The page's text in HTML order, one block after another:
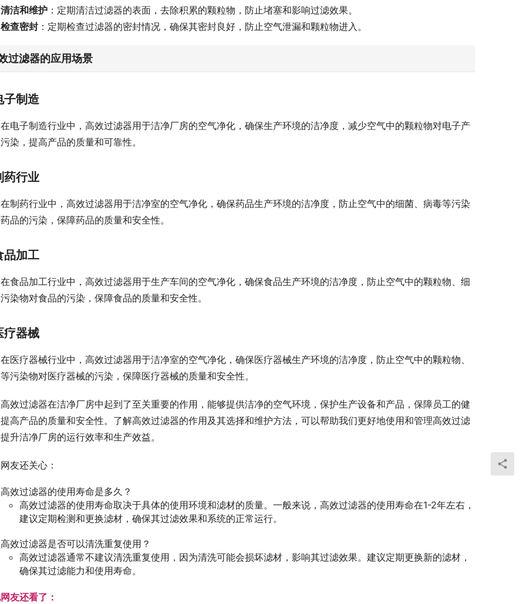
清洁和维护 ：定期清洁过滤器的表面，去除积累的颗粒物，防止堵塞和影响过滤效果。
检查密封 ：定期检查过滤器的密封情况，确保其密封良好，防止空气泄漏和颗粒物进入。
过滤器的应用场景
子制造
在电子制造行业中，高效过滤器用于洁净厂房的空气净化，确保生产环境的洁净度，减少空气中的颗粒物对电子产
染，提高产品的质量和可靠性。
药行业
在制药行业中，高效过滤器用于洁净室的空气净化，确保药品生产环境的洁净度，防止空气中的细菌、病毒等污染
品的污染，保障药品的质量和安全性。
品加工
在食品加工行业中，高效过滤器用于生产车间的空气净化，确保食品生产环境的洁净度，防止空气中的颗粒物、细
染物对食品的污染，保障食品的质量和安全性。
疗器械
在医疗器械行业中，高效过滤器用于洁净室的空气净化，确保医疗器械生产环境的洁净度，防止空气中的颗粒物、
污染物对医疗器械的污染，保障医疗器械的质量和安全性。
高效过滤器在洁净厂房中起到了至关重要的作用，能够提供洁净的空气环境，保护生产设备和产品，保障员工的健
高产品的质量和安全性。了解高效过滤器的作用及其选择和维护方法，可以帮助我们更好地使用和管理高效过滤
升洁净厂房的运行效率和生产效益。
网友还关心：
高效过滤器的使用寿命是多久？
高效过滤器的使用寿命取决于具体的使用环境和滤材的质量。一般来说，高效过滤器的使用寿命在1-2年左右，
建议定期检测和更换滤材，确保其过滤效果和系统的正常运行。
高效过滤器是否可以清洗重复使用？
高效过滤器通常不建议清洗重复使用，因为清洗可能会损坏滤材，影响其过滤效果。建议定期更换新的滤材，
确保其过滤能力和使用寿命。
友还看了：